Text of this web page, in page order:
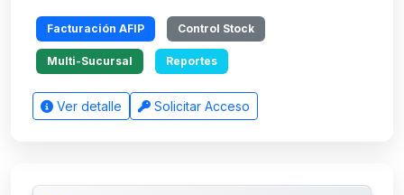
Facturación AFIP Control Stock
Multi-Sucursal Reportes
Ver detalle Solicitar Acceso